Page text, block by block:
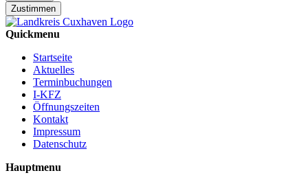
Zustimmen
Quickmenu
Startseite
Aktuelles
Terminbuchungen
I-KFZ
Öffnungszeiten
Kontakt
Impressum
Datenschutz
Hauptmenu